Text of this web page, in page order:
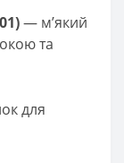
— м’який
та
для